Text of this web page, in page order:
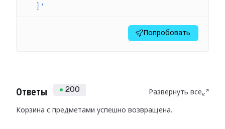
  ]'
Попробовать
Ответы 200 Развернуть все
Корзина с предметами успешно возвращена.